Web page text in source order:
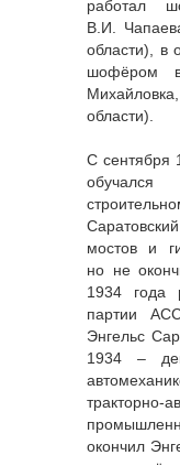
работал
В.И.
области), в
шофёром
области).
С сентября
обучался
мостов и
но не
1934 года
партии
Энгельс
1934 –
тракторно-
окончил